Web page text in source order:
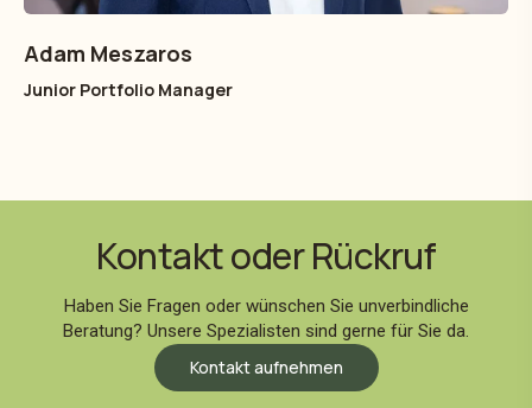
Adam Meszaros
Junior Portfolio Manager
Kontakt oder Rückruf
Haben Sie Fragen oder wünschen Sie unverbindliche
Beratung? Unsere Spezialisten sind gerne für Sie da.
Kontakt aufnehmen